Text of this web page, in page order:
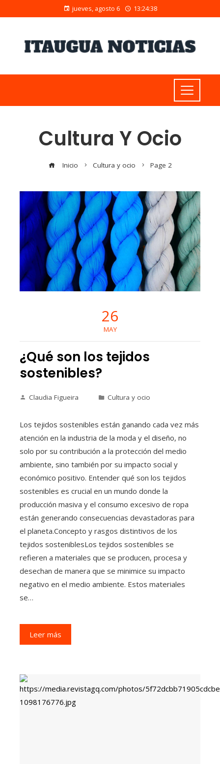
jueves, agosto 6 13:24:39
Cultura Y Ocio
Inicio Cultura y ocio Page 2
26
MAY
¿Qué son los tejidos
sostenibles?
Claudia Figueira Cultura y ocio
Los tejidos sostenibles están ganando cada vez más
atención en la industria de la moda y el diseño, no
solo por su contribución a la protección del medio
ambiente, sino también por su impacto social y
económico positivo. Entender qué son los tejidos
sostenibles es crucial en un mundo donde la
producción masiva y el consumo excesivo de ropa
están generando consecuencias devastadoras para
el planeta.Concepto y rasgos distintivos de los
tejidos sosteniblesLos tejidos sostenibles se
refieren a materiales que se producen, procesa y
desechan de manera que se minimice su impacto
negativo en el medio ambiente. Estos materiales
se…
Leer más